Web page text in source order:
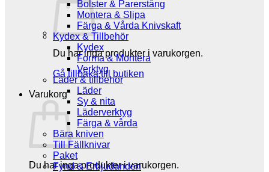
Du har inga produkter i varukorgen.
Gå tillbaka till butiken
Varukorg
Du har inga produkter i varukorgen.
Bolster & Parerstång
Montera & Slipa
Färga & Vårda Knivskaft
Kydex & Tillbehör
Kydex
Forma & Montera
Verktyg
Läder & tillbehör
Läder
Sy & nita
Läderverktyg
Färga & vårda
Bära kniven
Till Fällknivar
Paket
Fynd & Erbjudanden